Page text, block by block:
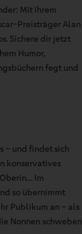
Mit ihrem
Preisträger Alan
Sichere dir jetzt
Humor,
fegt und
– und findet sich
konservatives
Im
so übernimmt
Publikum an – als
Nonnen schweben